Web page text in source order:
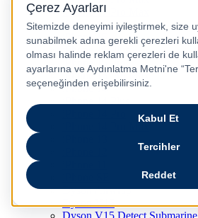
iPhone 17 Pro Max
iPhone 16E
iPhone 15
iPhone 15 Plus
iPhone 15 Pro
iPhone 15 Pro Max
iPhone 14
iPhone 14 Plus
Dyson Airwrap
Dyson V15